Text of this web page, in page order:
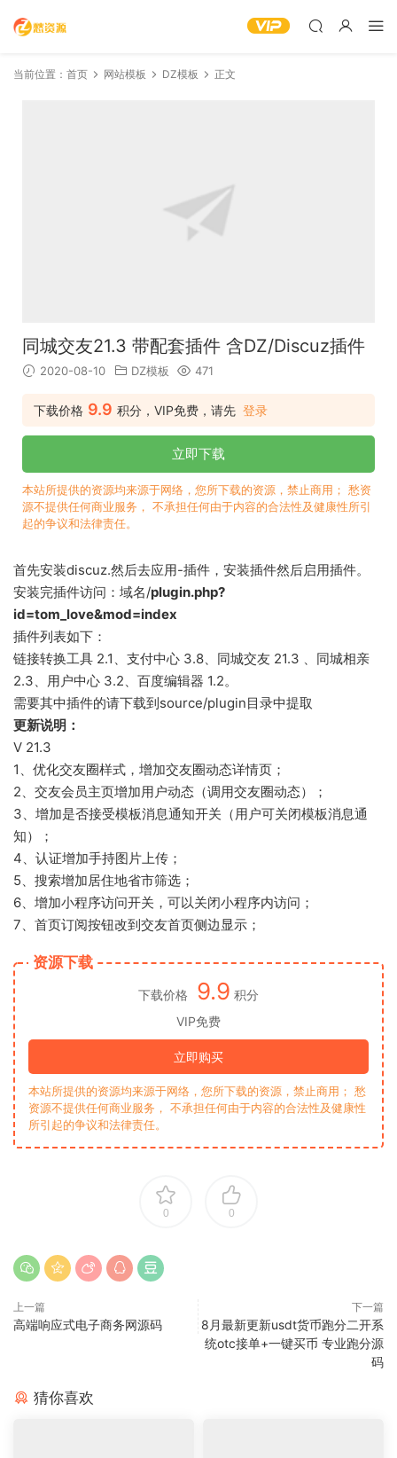
当前位置： 首页 网站模板 DZ模板 正文
同城交友21.3 带配套插件 含DZ/Discuz插件
2020-08-10 DZ模板 471
下载价格 9.9 积分，VIP免费，请先 登录
立即下载
本站所提供的资源均来源于网络，您所下载的资源，禁止商用； 愁资
源不提供任何商业服务， 不承担任何由于内容的合法性及健康性所引
起的争议和法律责任。
首先安装discuz.然后去应用-插件，安装插件然后启用插件。
安装完插件访问：域名/plugin.php?
id=tom_love&mod=index
插件列表如下：
链接转换工具 2.1、支付中心 3.8、 同城交友 21.3 、同城相亲
2.3、用户中心 3.2、百度编辑器 1.2。
需要其中插件的请下载到source/plugin目录中提取
更新说明：
V 21.3
1、优化交友圈样式，增加交友圈动态详情页；
2、交友会员主页增加用户动态（调用交友圈动态）；
3、增加是否接受模板消息通知开关（用户可关闭模板消息通
知）；
4、认证增加手持图片上传；
5、搜索增加居住地省市筛选；
6、增加小程序访问开关，可以关闭小程序内访问；
7、首页订阅按钮改到交友首页侧边显示；
资源下载
下载价格 9.9 积分
VIP免费
立即购买
本站所提供的资源均来源于网络，您所下载的资源，禁止商用； 愁
资源不提供任何商业服务， 不承担任何由于内容的合法性及健康性
所引起的争议和法律责任。
0 0
上一篇
高端响应式电子商务网源码
下一篇
8月最新更新usdt货币跑分二开系
统otc接单+一键买币 专业跑分源
码
猜你喜欢